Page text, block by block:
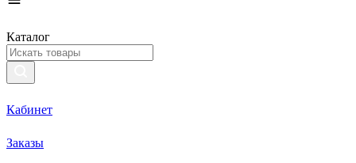
Каталог
Кабинет
Заказы